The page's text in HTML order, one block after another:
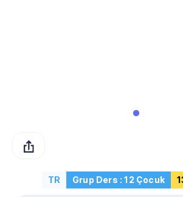
TR Grup Ders : 12 Çocuk